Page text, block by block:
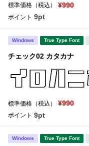
標準価格（税込） ¥990
ポイント 9pt
Windows True Type Font
チェック02 カタカナ
標準価格（税込） ¥990
ポイント 9pt
Windows True Type Font